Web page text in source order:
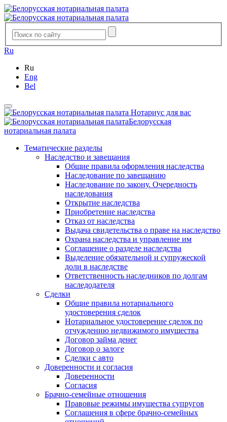
Ru
Ru
Eng
Bel
Нотариус для вас
Белорусская
нотариальная палата
Тематические разделы
Наследство и завещания
Общие правила оформления наследства
Наследование по завещанию
Наследование по закону. Очередность
наследования
Открытие наследства
Приобретение наследства
Отказ от наследства
Выдача свидетельства о праве на наследство
Охрана наследства и управление им
Соглашение о разделе наследства
Выделение обязательной и супружеской
доли в наследстве
Ответственность наследников по долгам
наследодателя
Сделки
Общие правила нотариального
удостоверения сделок
Нотариальное удостоверение сделок по
отчуждению недвижимого имущества
Договор займа денег
Договор о залоге
Сделки с авто
Доверенности и согласия
Доверенности
Согласия
Брачно-семейные отношения
Правовые режимы имущества супругов
Соглашения в сфере брачно-семейных